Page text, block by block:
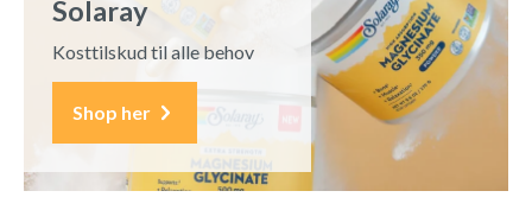
Solaray
Kosttilskud til alle behov
Shop her